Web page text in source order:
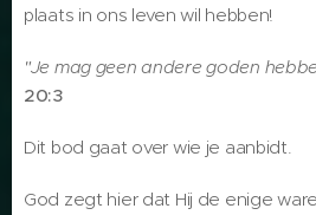
plaats in ons leven wil hebben!
"Je mag geen andere goden
20:3
Dit bod gaat over wie je aanbidt.
God zegt hier dat Hij de enige